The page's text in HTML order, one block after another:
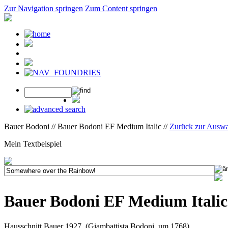
Zur Navigation springen Zum Content springen
Bauer Bodoni // Bauer Bodoni EF Medium Italic // Zurück zur
Mein Textbeispiel
Bauer Bodoni EF Medium Italic
Hausschnitt Bauer 1927, (Giambattista Bodoni, um 1768)